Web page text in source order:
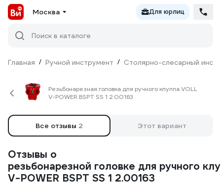
Москва Для юрлиц
Поиск в каталоге
Главная / Ручной инструмент / Столярно-слесарный
Резьбонарезная головка для ручного клуппа VOLL
V-POWER BSPT SS 1 2.00163
Все отзывы 2 Этот вариант
Отзывы о
резьбонарезной головке для ручного
V-POWER BSPT SS 1 2.00163